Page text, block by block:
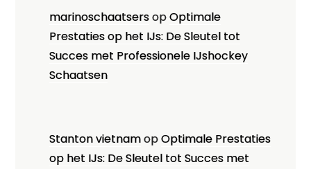
marinoschaatsersopOptimale
Prestaties op het IJs: De Sleutel tot
Succes met Professionele IJshockey
Schaatsen
Stanton vietnamopOptimale Prestaties
op het IJs: De Sleutel tot Succes met